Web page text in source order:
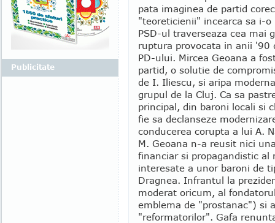
pata imaginea de partid
"teoreticienii" incearca sa i-o
PSD-ul traverseaza cea mai
ruptura provocata in anii '90
PD-ului. Mircea Geoana a
partid, o solutie de
de I. Iliescu, si aripa
grupul de la Cluj. Ca sa
principal, din baroni locali si
fie sa declanseze
conducerea corupta a lui A.
M. Geoana n-a reusit nici
financiar si propagandistic al
interesate a unor baroni de
Dragnea. Infrantul la
moderat oricum, al
emblema de "prostanac") si
"reformatorilor". Gafa
Publicitate